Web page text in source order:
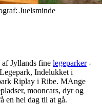
Juelsminde
Jyllands fine legeparker-
Indelukket i
Riplay i Ribe. MAnge
mooncars, dyr og
en hel dag til at gå.